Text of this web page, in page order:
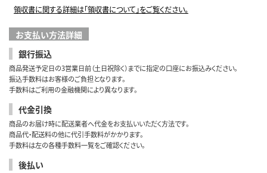
領収書に関する詳細は「領収書について」をご覧ください。
お支払い方法詳細
銀行振込
商品発送予定日の3営業日前（土日祝除く）までに指定の口座にお振込みください。
振込手数料はお客様のご負担となります。
手数料はご利用の金融機関により異なります。
代金引換
商品のお届け時に配送業者へ代金をお支払いいただく方法です。
商品代・配送料の他に代引手数料がかかります。
手数料は左の各種手数料一覧をご確認ください。
後払い